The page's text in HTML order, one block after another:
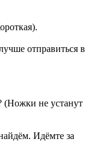
отправиться в
(Ножки не устанут
Идёмте за